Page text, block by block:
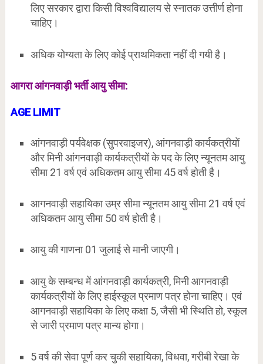
लिए सरकार द्वारा किसी विश्वविद्यालय से स्नातक उत्तीर्ण होना
चाहिए।
अधिक योग्यता के लिए कोई प्राथमिकता नहीं दी गयी है।
आगरा आंगनवाड़ी भर्ती आयु सीमा:
AGE LIMIT
आंगनवाड़ी पर्यवेक्षक (सुपरवाइजर), आंगनवाड़ी कार्यकत्रीयों
और मिनी आंगनवाड़ी कार्यकत्रीयों के पद के लिए न्यूनतम आयु
सीमा 21 वर्ष एवं अधिकतम आयु सीमा 45 वर्ष होती है।
आगनवाड़ी सहायिका उम्र सीमा न्यूनतम आयु सीमा 21 वर्ष एवं
अधिकतम आयु सीमा 50 वर्ष होती है।
आयु की गाणना 01 जुलाई से मानी जाएगी।
आयु के सम्बन्ध में आंगनवाड़ी कार्यकत्री, मिनी आगनवाड़ी
कार्यकत्रीयों के लिए हाईस्कूल प्रमाण पत्र होना चाहिए। एवं
आगनवाड़ी सहायिका के लिए कक्षा 5, जैसी भी स्थिति हो, स्कूल
से जारी प्रमाण पत्र मान्य होगा।
5 वर्ष की सेवा पूर्ण कर चुकी सहायिका, विधवा, गरीबी रेखा के